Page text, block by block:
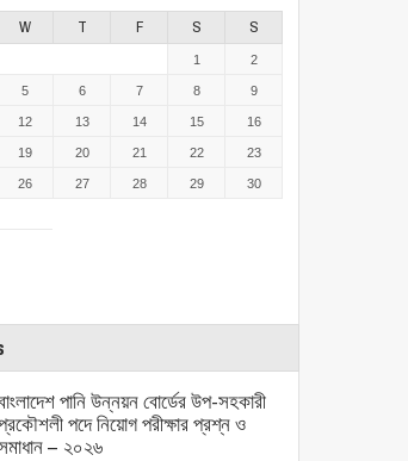
W T F S S
1 2
5 6 7 8 9
12 13 14 15 16
19 20 21 22 23
26 27 28 29 30
পানি উন্নয়ন বোর্ডের উপ-সহকারী
পদে নিয়োগ পরীক্ষার প্রশ্ন ও
– ২০২৬